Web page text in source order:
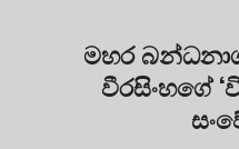
මහර
වීරසිංහගේ